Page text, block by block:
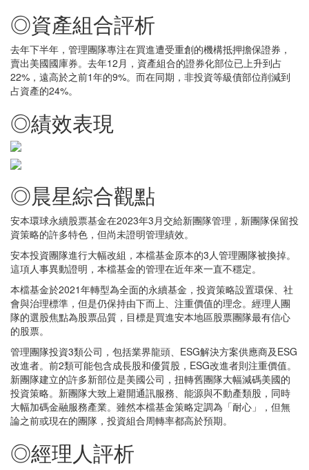
◎資產組合評析
去年下半年，管理團隊專注在買進遭受重創的機構抵押擔保證券，
賣出美國國庫券。去年12月，資產組合的證券化部位已上升到占
22%，遠高於之前1年的9%。而在同期，非投資等級債部位削減到
占資產的24%。
◎績效表現
◎晨星綜合觀點
安本環球永續股票基金在2023年3月交給新團隊管理，新團隊保留投
資策略的許多特色，但尚未證明管理績效。
安本投資團隊進行大幅改組，本檔基金原本的3人管理團隊被換掉。
這項人事異動證明，本檔基金的管理在近年來一直不穩定。
本檔基金於2021年轉型為全面的永續基金，投資策略設置環保、社
會與治理標準，但是仍保持由下而上、注重價值的理念。經理人團
隊的選股焦點為股票品質，目標是買進安本地區股票團隊最有信心
的股票。
管理團隊投資3類公司，包括業界龍頭、ESG解決方案供應商及ESG
改進者。前2類可能包含成長股和優質股，ESG改進者則注重價值。
新團隊建立的許多新部位是美國公司，扭轉舊團隊大幅減碼美國的
投資策略。新團隊大致上避開通訊服務、能源與不動產類股，同時
大幅加碼金融服務產業。雖然本檔基金策略定調為「耐心」，但無
論之前或現在的團隊，投資組合周轉率都高於預期。
◎經理人評析